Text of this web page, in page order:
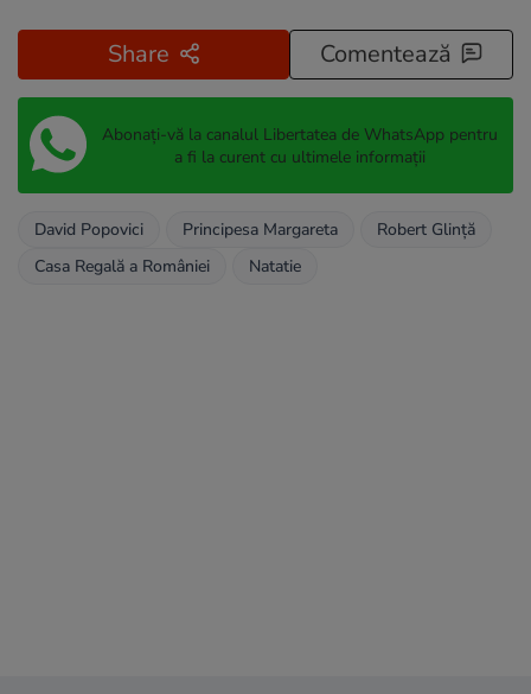
Share Comentează
Abonați-vă la canalul Libertatea de WhatsApp pentru
a fi la curent cu ultimele informații
David Popovici Principesa Margareta
Robert Glință
Casa Regală a României
Natatie